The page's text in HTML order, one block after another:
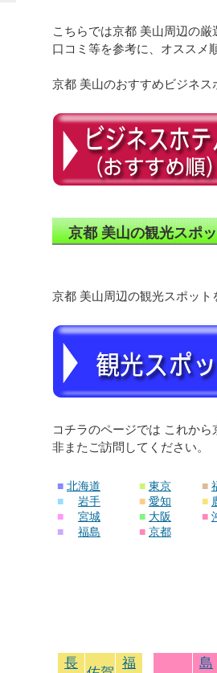
こちらでは京都 美山周辺の厳
口コミ等を参考に、オススメ
京都 美山のおすすめビジネス
京都 美山の観光スポ
京都 美山周辺の観光スポット
コチラのページでは これか
非またご訪問してください。
■ 北海道
■
岩手
■
宮城
■
福島
■ 東京
■ 愛知
■ 大阪
■ 京都
■
■
■
長
福 島